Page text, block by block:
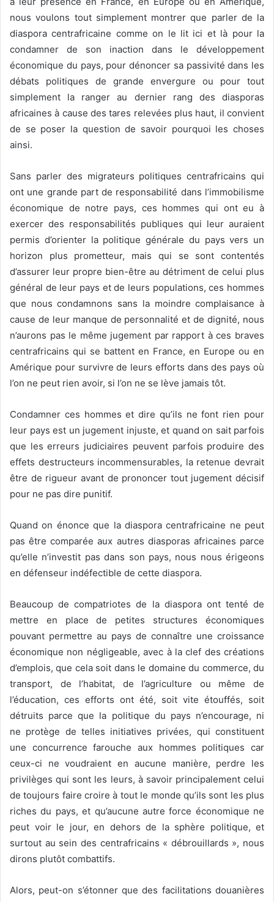
nous voulons tout simplement montrer que parler de la
diaspora centrafricaine comme on le lit ici et là pour la
condamner de son inaction dans le développement
économique du pays, pour dénoncer sa passivité dans les
débats politiques de grande envergure ou pour tout
simplement la ranger au dernier rang des diasporas
africaines à cause des tares relevées plus haut, il convient
de se poser la question de savoir pourquoi les choses
ainsi.
Sans parler des migrateurs politiques centrafricains qui
ont une grande part de responsabilité dans l’immobilisme
économique de notre pays, ces hommes qui ont eu à
exercer des responsabilités publiques qui leur auraient
permis d’orienter la politique générale du pays vers un
horizon plus prometteur, mais qui se sont contentés
d’assurer leur propre bien-être au détriment de celui plus
général de leur pays et de leurs populations, ces hommes
que nous condamnons sans la moindre complaisance à
cause de leur manque de personnalité et de dignité, nous
n’aurons pas le même jugement par rapport à ces braves
centrafricains qui se battent en France, en Europe ou en
Amérique pour survivre de leurs efforts dans des pays où
l’on ne peut rien avoir, si l’on ne se lève jamais tôt.
Condamner ces hommes et dire qu’ils ne font rien pour
leur pays est un jugement injuste, et quand on sait parfois
que les erreurs judiciaires peuvent parfois produire des
effets destructeurs incommensurables, la retenue devrait
être de rigueur avant de prononcer tout jugement décisif
pour ne pas dire punitif.
Quand on énonce que la diaspora centrafricaine ne peut
pas être comparée aux autres diasporas africaines parce
qu’elle n’investit pas dans son pays, nous nous érigeons
en défenseur indéfectible de cette diaspora.
Beaucoup de compatriotes de la diaspora ont tenté de
mettre en place de petites structures économiques
pouvant permettre au pays de connaître une croissance
économique non négligeable, avec à la clef des créations
d’emplois, que cela soit dans le domaine du commerce, du
transport, de l’habitat, de l’agriculture ou même de
l’éducation, ces efforts ont été, soit vite étouffés, soit
détruits parce que la politique du pays n’encourage, ni
ne protège de telles initiatives privées, qui constituent
une concurrence farouche aux hommes politiques car
ceux-ci ne voudraient en aucune manière, perdre les
privilèges qui sont les leurs, à savoir principalement celui
de toujours faire croire à tout le monde qu’ils sont les plus
riches du pays, et qu’aucune autre force économique ne
peut voir le jour, en dehors de la sphère politique, et
surtout au sein des centrafricains « débrouillards », nous
dirons plutôt combattifs.
Alors, peut-on s’étonner que des facilitations douanières